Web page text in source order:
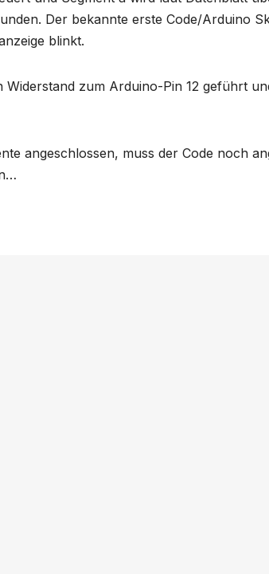
Der bekannte erste Code/Arduino
blinkt.
zum Arduino-Pin 12 geführt
angeschlossen, muss der Code noch